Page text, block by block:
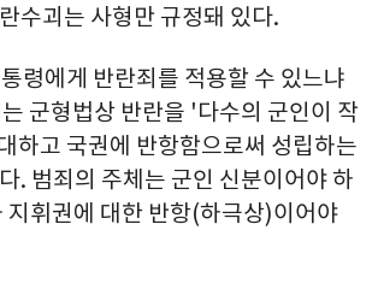
수괴는 사형만 규정돼 있다.
령에게 반란죄를 적용할 수 있느냐
군형법상 반란을 '다수의 군인이 작
하고 국권에 반항함으로써 성립하는
. 범죄의 주체는 군인 신분이어야 하
지휘권에 대한 반항(하극상)이어야